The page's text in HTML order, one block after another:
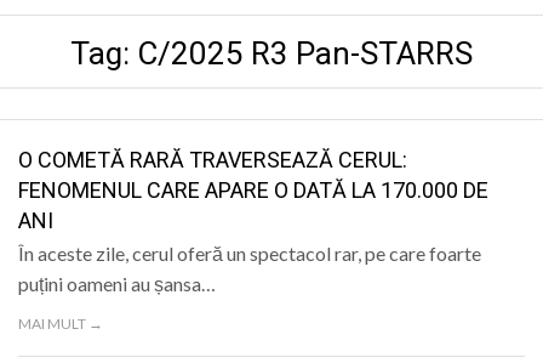
CULTURA
SANATATE
SPORT
SPECIAL
POLITIC
Tag: C/2025 R3 Pan-STARRS
O COMETĂ RARĂ TRAVERSEAZĂ CERUL:
FENOMENUL CARE APARE O DATĂ LA 170.000 DE
ANI
În aceste zile, cerul oferă un spectacol rar, pe care foarte
puțini oameni au șansa…
MAI MULT →